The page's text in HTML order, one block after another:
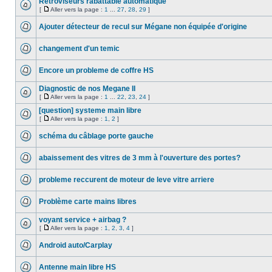
[ Aller vers la page : 1 27 28 29 ]
Ajouter détecteur de recul sur Mégane non équipée d'origine
changement d'un temic
Encore un probleme de coffre HS
Diagnostic de nos Megane II
[ Aller vers la page : 1 22 23 24 ]
[question] systeme main libre
[ Aller vers la page : 1 2 ]
schéma du câblage porte gauche
abaissement des vitres de 3 mm à l'ouverture des portes?
probleme reccurent de moteur de leve vitre arriere
Problème carte mains libres
voyant service + airbag ?
[ Aller vers la page : 1 2 3 4 ]
Android auto/Carplay
Antenne main libre HS